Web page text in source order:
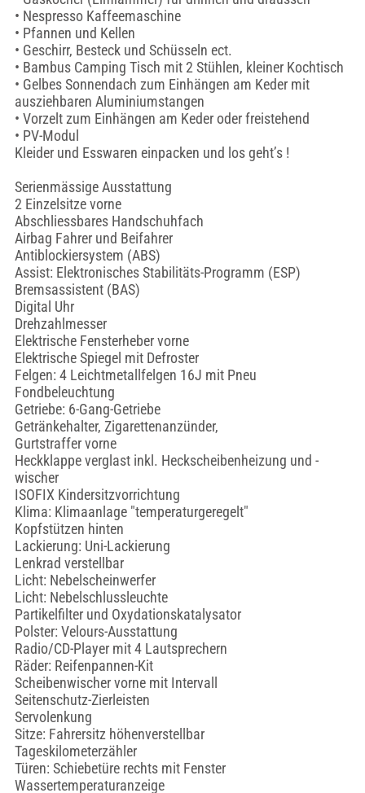
• Nespresso Kaffeemaschine
• Pfannen und Kellen
• Geschirr, Besteck und Schüsseln ect.
• Bambus Camping Tisch mit 2 Stühlen, kleiner Kochtisch
• Gelbes Sonnendach zum Einhängen am Keder mit
ausziehbaren Aluminiumstangen
• Vorzelt zum Einhängen am Keder oder freistehend
• PV-Modul
Kleider und Esswaren einpacken und los geht’s !
Serienmässige Ausstattung
2 Einzelsitze vorne
Abschliessbares Handschuhfach
Airbag Fahrer und Beifahrer
Antiblockiersystem (ABS)
Assist: Elektronisches Stabilitäts-Programm (ESP)
Bremsassistent (BAS)
Digital Uhr
Drehzahlmesser
Elektrische Fensterheber vorne
Elektrische Spiegel mit Defroster
Felgen: 4 Leichtmetallfelgen 16J mit Pneu
Fondbeleuchtung
Getriebe: 6-Gang-Getriebe
Getränkehalter, Zigarettenanzünder,
Gurtstraffer vorne
Heckklappe verglast inkl. Heckscheibenheizung und -
wischer
ISOFIX Kindersitzvorrichtung
Klima: Klimaanlage "temperaturgeregelt"
Kopfstützen hinten
Lackierung: Uni-Lackierung
Lenkrad verstellbar
Licht: Nebelscheinwerfer
Licht: Nebelschlussleuchte
Partikelfilter und Oxydationskatalysator
Polster: Velours-Ausstattung
Radio/CD-Player mit 4 Lautsprechern
Räder: Reifenpannen-Kit
Scheibenwischer vorne mit Intervall
Seitenschutz-Zierleisten
Servolenkung
Sitze: Fahrersitz höhenverstellbar
Tageskilometerzähler
Türen: Schiebetüre rechts mit Fenster
Wassertemperaturanzeige